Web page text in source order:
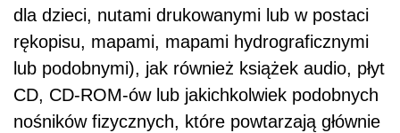
dla dzieci, nutami drukowanymi lub w postaci
rękopisu, mapami, mapami hydrograficznymi
lub podobnymi), jak również książek audio, płyt
CD, CD-ROM-ów lub jakichkolwiek podobnych
nośników fizycznych, które powtarzają głównie